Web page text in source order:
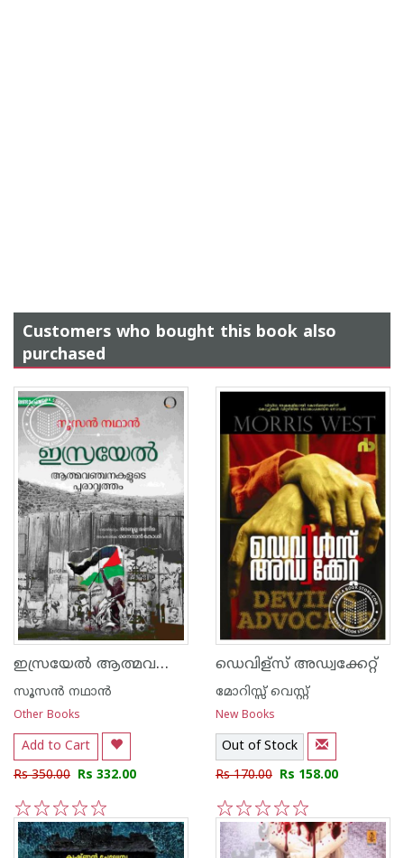
Customers who bought this book also
purchased
ഇസ്രയേൽ ആത്മവഞ്ചനകളുടെ പുരാവൃത്തം
സൂസന്‍ നഥാന്‍
Other Books
Add to Cart
Rs 350.00 Rs 332.00
5
4
3
2
1
ഡെവിള്സ് അഡ്വക്കേറ്റ്
മോറിസ്സ് വെസ്റ്റ്
New Books
Out of Stock
Rs 170.00 Rs 158.00
5
4
3
2
1